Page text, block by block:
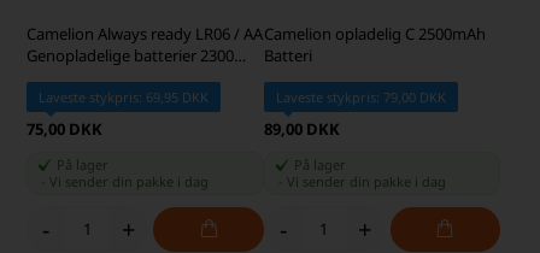
Camelion Always ready LR06 / AA
Genopladelige batterier 2300
mAh
Laveste stykpris: 69,95 DKK
75,00 DKK
På lager
-Vi sender din pakke i dag
- +
Camelion opladelig C 2500mAh
Batteri
Laveste stykpris: 79,00 DKK
89,00 DKK
På lager
Vi sender din pakke i dag
- +